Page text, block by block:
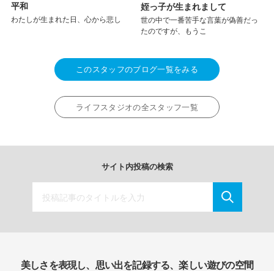
平和
わたしが生まれた日、心から悲し
姪っ子が生まれまして
世の中で一番苦手な言葉が偽善だっ
たのですが、もうこ
このスタッフのブログ一覧をみる
ライフスタジオの全スタッフ一覧
サイト内投稿の検索
美しさを表現し、思い出を記録する、楽しい遊びの空間